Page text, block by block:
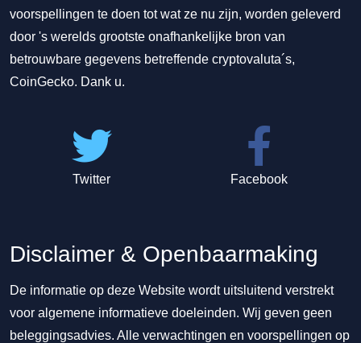
voorspellingen te doen tot wat ze nu zijn, worden geleverd
door 's werelds grootste onafhankelijke bron van
betrouwbare gegevens betreffende cryptovaluta´s,
CoinGecko. Dank u.
Twitter Facebook
Disclaimer & Openbaarmaking
De informatie op deze Website wordt uitsluitend verstrekt
voor algemene informatieve doeleinden. Wij geven geen
beleggingsadvies. Alle verwachtingen en voorspellingen op